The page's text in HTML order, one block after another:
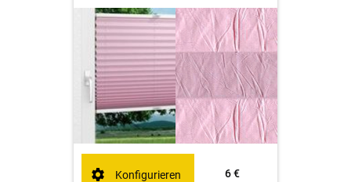
6 €
Konfigurieren